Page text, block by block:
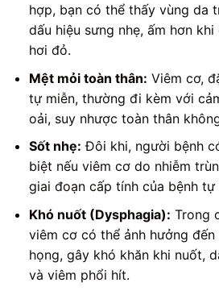
hợp, bạn có thể thấy vùng da
dấu hiệu sưng nhẹ, ấm hơn
hơi đỏ.
Mệt mỏi toàn thân: Viêm cơ,
tự miễn, thường đi kèm với
oải, suy nhược toàn thân
Sốt nhẹ: Đôi khi, người bệnh
biệt nếu viêm cơ do nhiễm
giai đoạn cấp tính của bệnh tự
Khó nuốt (Dysphagia): Trong
viêm cơ có thể ảnh hưởng
họng, gây khó khăn khi nuốt,
và viêm phổi hít.